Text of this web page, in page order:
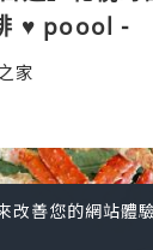
善您的網站體
♥ poool -
家